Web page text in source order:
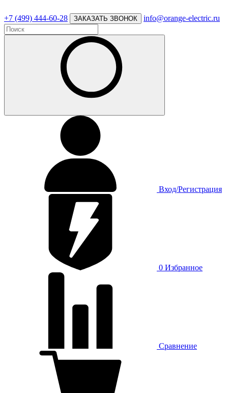
+7 (499) 444-60-28 ЗАКАЗАТЬ ЗВОНОК info@orange-electric.ru
Вход/Регистрация
0 Избранное
Сравнение